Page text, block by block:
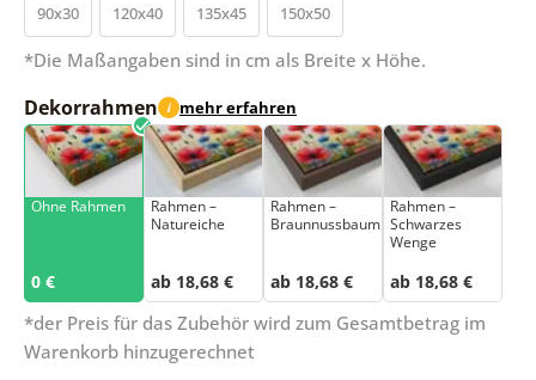
90x30 120x40 135x45 150x50
*Die Maßangaben sind in cm als Breite x Höhe.
Dekorrahmen i mehr erfahren
Ohne Rahmen
0 €
Rahmen –
Natureiche
ab 18,68 €
Rahmen –
Braunnussbaum
ab 18,68 €
Rahmen –
Schwarzes
Wenge
ab 18,68 €
*der Preis für das Zubehör wird zum Gesamtbetrag im
Warenkorb hinzugerechnet